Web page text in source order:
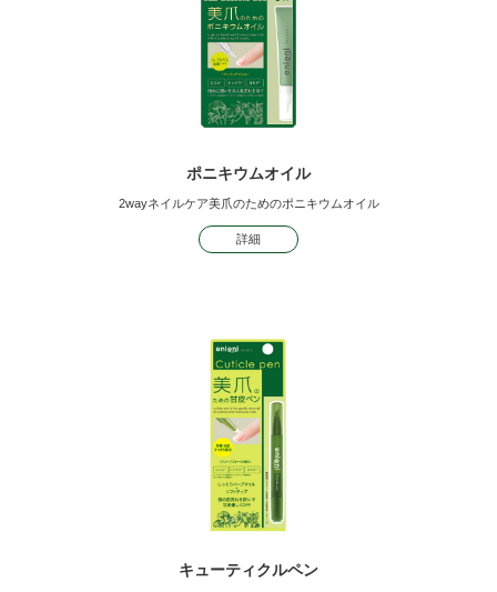
ポニキウムオイル
2wayネイルケア美爪のためのポニキウムオイル
詳細
キューティクルペン